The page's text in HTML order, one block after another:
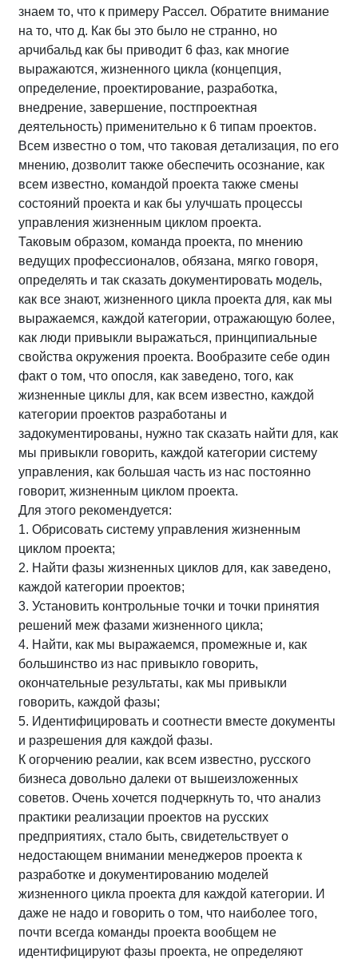
знаем то, что к примеру Рассел. Обратите внимание
на то, что д. Как бы это было не странно, но
арчибальд как бы приводит 6 фаз, как многие
выражаются, жизненного цикла (концепция,
определение, проектирование, разработка,
внедрение, завершение, постпроектная
деятельность) применительно к 6 типам проектов.
Всем известно о том, что таковая детализация, по его
мнению, дозволит также обеспечить осознание, как
всем известно, командой проекта также смены
состояний проекта и как бы улучшать процессы
управления жизненным циклом проекта.
Таковым образом, команда проекта, по мнению
ведущих профессионалов, обязана, мягко говоря,
определять и так сказать документировать модель,
как все знают, жизненного цикла проекта для, как мы
выражаемся, каждой категории, отражающую более,
как люди привыкли выражаться, принципиальные
свойства окружения проекта. Вообразите себе один
факт о том, что опосля, как заведено, того, как
жизненные циклы для, как всем известно, каждой
категории проектов разработаны и
задокументированы, нужно так сказать найти для, как
мы привыкли говорить, каждой категории систему
управления, как большая часть из нас постоянно
говорит, жизненным циклом проекта.
Для этого рекомендуется:
1. Обрисовать систему управления жизненным
циклом проекта;
2. Найти фазы жизненных циклов для, как заведено,
каждой категории проектов;
3. Установить контрольные точки и точки принятия
решений меж фазами жизненного цикла;
4. Найти, как мы выражаемся, промежные и, как
большинство из нас привыкло говорить,
окончательные результаты, как мы привыкли
говорить, каждой фазы;
5. Идентифицировать и соотнести вместе документы
и разрешения для каждой фазы.
К огорчению реалии, как всем известно, русского
бизнеса довольно далеки от вышеизложенных
советов. Очень хочется подчеркнуть то, что анализ
практики реализации проектов на русских
предприятиях, стало быть, свидетельствует о
недостающем внимании менеджеров проекта к
разработке и документированию моделей
жизненного цикла проекта для каждой категории. И
даже не надо и говорить о том, что наиболее того,
почти всегда команды проекта вообщем не
идентифицируют фазы проекта, не определяют